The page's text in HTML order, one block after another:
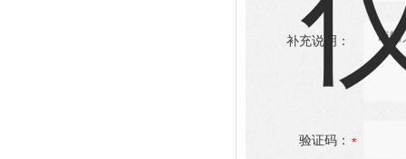
补充说明：
验证码：